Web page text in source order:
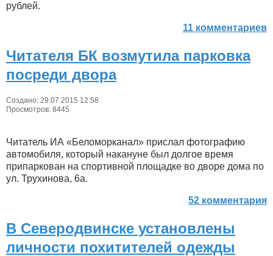
рублей.
11 комментариев
Читателя БК возмутила парковка
посреди двора
Создано: 29.07.2015 12:58
Просмотров: 8445
Читатель ИА «Беломорканал» прислал фотографию
автомобиля, который накануне был долгое время
припаркован на спортивной площадке во дворе дома по
ул. Трухинова, 6а.
52 комментария
В Северодвинске установлены
личности похитителей одежды